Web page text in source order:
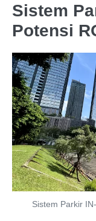
Sistem
Potensi
Sistem Parkir